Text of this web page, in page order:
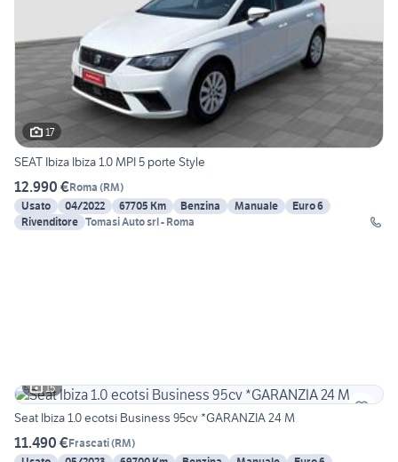
17
SEAT Ibiza Ibiza 1.0 MPI 5 porte Style
12.990 €Roma (RM)
Usato
04/2022 67705 Km Benzina Manuale
Euro 6
Rivenditore Tomasi Auto srl - Roma
15
Seat Ibiza 1.0 ecotsi Business 95cv *GARANZIA 24 M
11.490 €Frascati(RM)